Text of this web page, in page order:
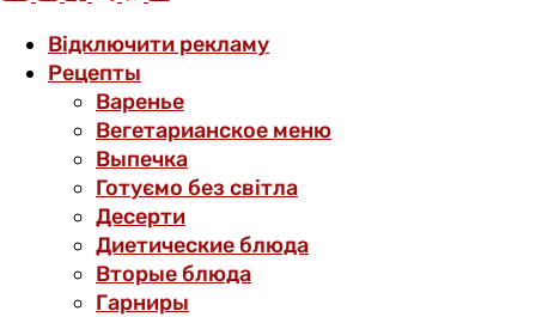
Відключити рекламу
Рецепты
Варенье
Вегетарианское меню
Выпечка
Готуємо без світла
Десерти
Диетические блюда
Вторые блюда
Гарниры